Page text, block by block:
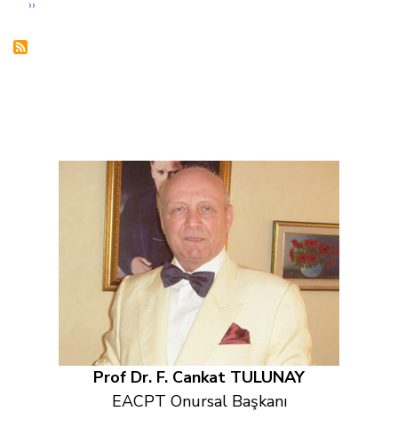
Sonraki
››
Prof Dr. F. Cankat TULUNAY
EACPT Onursal Başkanı